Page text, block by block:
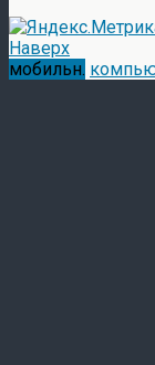
Наверх
мобильн.